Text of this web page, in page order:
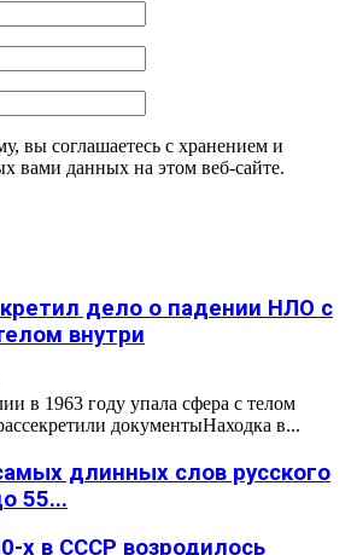
вы соглашаетесь с хранением и
вами данных на этом веб-сайте.
дело о падении НЛО с
внутри
в 1963 году упала сфера с телом
документыНаходка в...
длинных слов русского
55...
х в СССР возродилось